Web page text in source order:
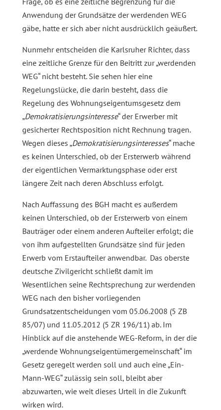
Anwendung der Grundsätze der werdenden WEG
gäbe, hatte er sich aber nicht ausdrücklich geäußert.
Nunmehr entscheiden die Karlsruher Richter, dass
eine zeitliche Grenze für den Beitritt zur „werdenden
WEG“ nicht besteht. Sie sehen hier eine
Regelungslücke, die darin besteht, dass die
Regelung des Wohnungseigentumsgesetz dem
„Demokratisierungsinteresse“ der Erwerber mit
gesicherter Rechtsposition nicht Rechnung tragen.
Wegen dieses „Demokratisierungsinteresses“ mache
es keinen Unterschied, ob der Ersterwerb während
der eigentlichen Vermarktungsphase oder erst
längere Zeit nach deren Abschluss erfolgt.
Nach Auffassung des BGH macht es außerdem
keinen Unterschied, ob der Ersterwerb von einem
Bauträger oder einem anderen Aufteiler erfolgt; die
von ihm aufgestellten Grundsätze sind für jeden
Erwerb vom Erstaufteiler anwendbar. Das oberste
deutsche Zivilgericht schließt damit im
Wesentlichen seine Rechtsprechung zur werdenden
WEG nach den bisher vorliegenden
Grundsatzentscheidungen vom 05.06.2008 (5 ZB
85/07) und 11.05.2012 (5 ZR 196/11) ab. Im
Hinblick auf die anstehende WEG-Reform, in der die
„werdende Wohnungseigentümergemeinschaft“ im
Gesetz geregelt werden soll und auch eine „Ein-
Mann-WEG“ zulässig sein soll, bleibt aber
abzuwarten, wie weit dieses Urteil in die Zukunft
wirken wird.